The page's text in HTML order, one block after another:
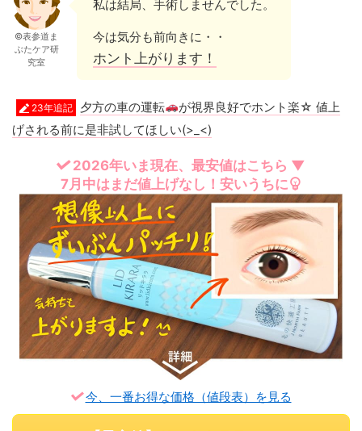
©表参道ま
ぶたケア研
究室
私は結局、手術しませんでした。
今は気分も前向きに・・
ホント上がります！
23年追記 夕方の車の運転
が視界良好でホント楽☆ 値上
げされる前に是非試してほしい(>_<)
2026年いま現在、最安値はこちら ▼
7月中はまだ値上げなし！安いうちに
今、一番お得な価格（値段表）を見る